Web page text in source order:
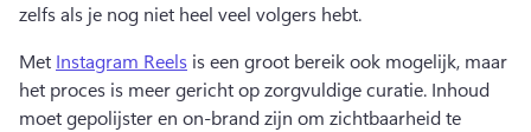
zelfs als je nog niet heel veel volgers hebt.
Met Instagram Reels is een groot bereik ook mogelijk, maar
het proces is meer gericht op zorgvuldige curatie. Inhoud
moet gepolijster en on-brand zijn om zichtbaarheid te